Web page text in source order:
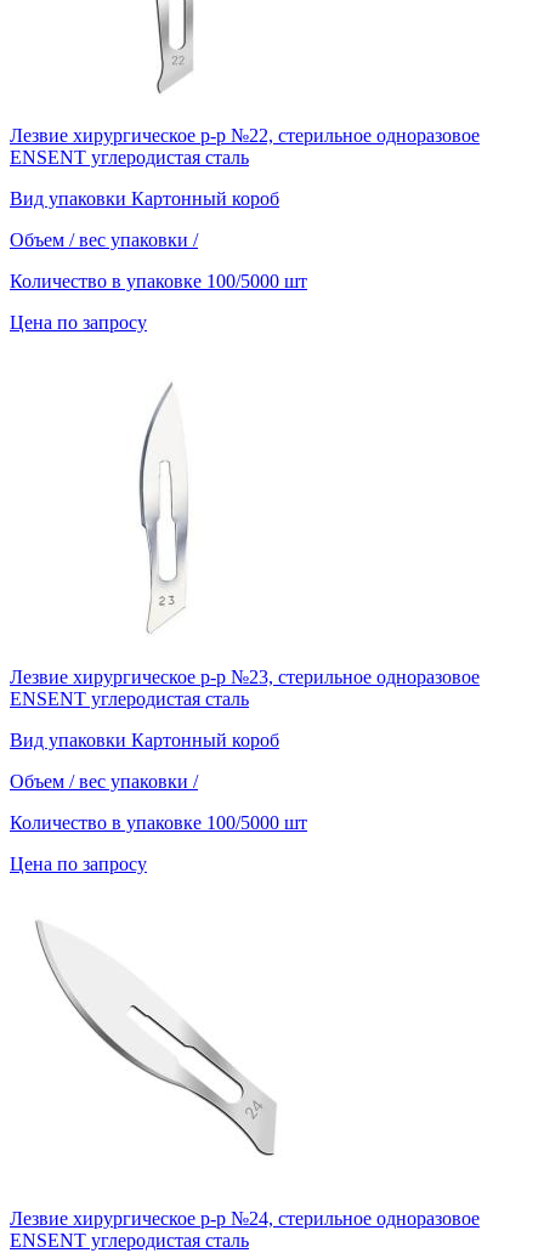
Лезвие хирургическое р-р №22, стерильное одноразовое
ENSENT углеродистая сталь
Вид упаковки Картонный короб
Объем / вес упаковки /
Количество в упаковке 100/5000 шт
Цена по запросу
Лезвие хирургическое р-р №23, стерильное одноразовое
ENSENT углеродистая сталь
Вид упаковки Картонный короб
Объем / вес упаковки /
Количество в упаковке 100/5000 шт
Цена по запросу
Лезвие хирургическое р-р №24, стерильное одноразовое
ENSENT углеродистая сталь